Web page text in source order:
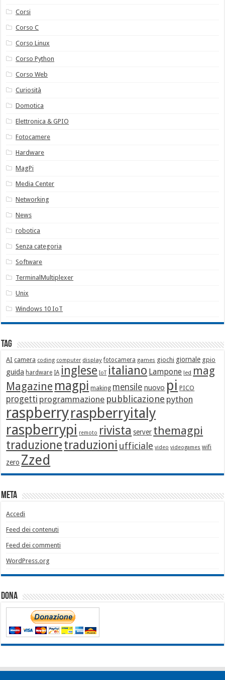
Corsi
Corso C
Corso Linux
Corso Python
Corso Web
Curiosità
Domotica
Elettronica & GPIO
Fotocamere
Hardware
MagPi
Media Center
Networking
News
robotica
Senza categoria
Software
TerminalMultiplexer
Unix
Windows 10 IoT
Tag
AI camera coding computer display fotocamera games giochi giornale gpio
guida hardware IA inglese IoT italiano Lampone led mag
Magazine magpi making mensile nuovo pi PICO
progetti programmazione pubblicazione python
raspberryraspberryitaly
raspberrypi remoto rivista server themagpi
traduzionetraduzioni ufficiale video videogames wifi
zero Zzed
Meta
Accedi
Feed dei contenuti
Feed dei commenti
WordPress.org
Dona